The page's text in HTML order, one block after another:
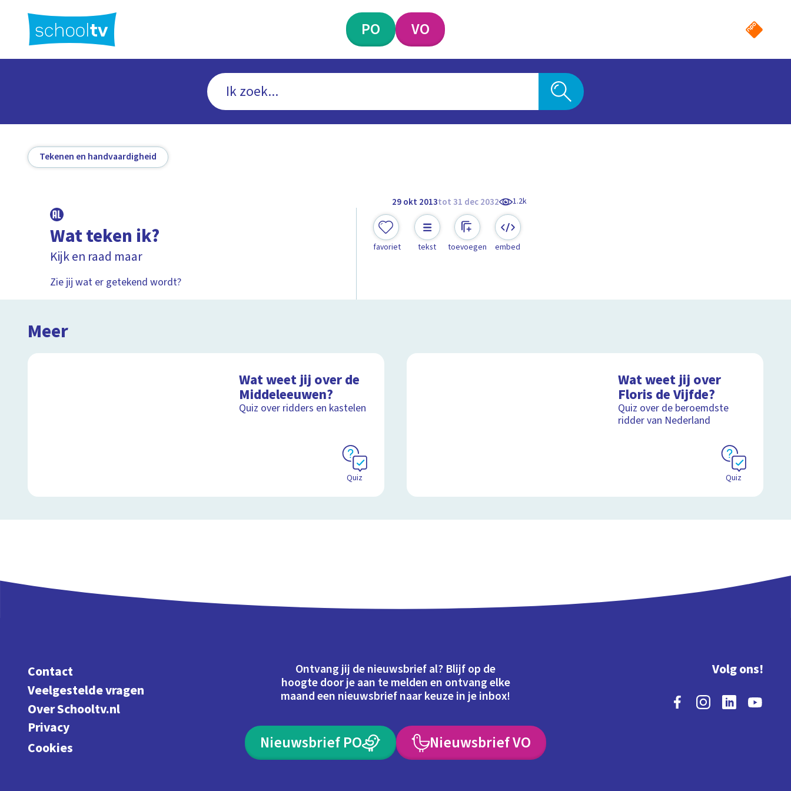
hoofdinhoud
PO VO
Tekenen en handvaardigheid
29 okt 2013tot 31 dec 2032 1.2k
Wat teken ik?
Kijk en raad maar
Zie jij wat er getekend wordt?
favoriet tekst toevoegen embed
Meer
Wat weet jij over de
Middeleeuwen?
Quiz over ridders en kastelen
Quiz
Wat weet jij over
Floris de Vijfde?
Quiz over de beroemdste
ridder van Nederland
Quiz
Contact
Veelgestelde vragen
Over Schooltv.nl
Privacy
Cookies
Ontvang jij de nieuwsbrief al? Blijf op de
hoogte door je aan te melden en ontvang elke
maand een nieuwsbrief naar keuze in je inbox!
Nieuwsbrief PO Nieuwsbrief VO
Volg ons!